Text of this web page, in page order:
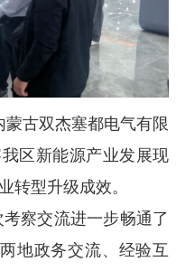
都电气有限
区新能源产业发展现
转型升级成效。
考察交流进一步畅通了
地政务交流、经验互